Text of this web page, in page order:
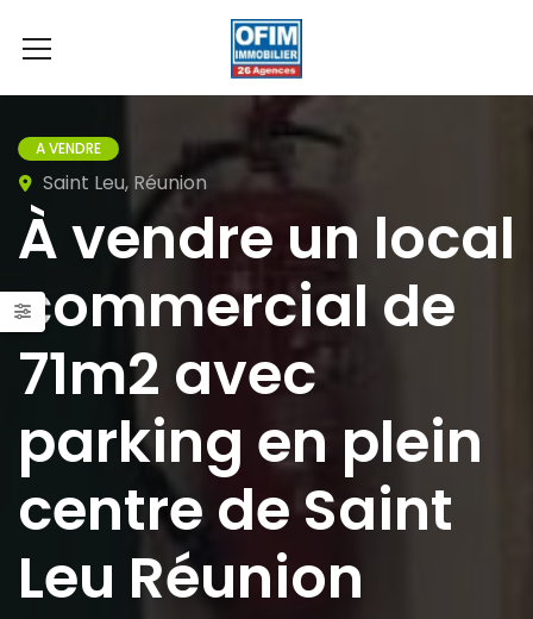
A VENDRE
Saint Leu, Réunion
À vendre un local
commercial de
71m2 avec
parking en plein
centre de Saint
Leu Réunion